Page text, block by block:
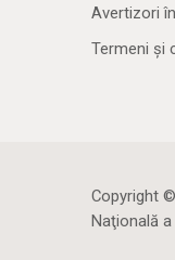
Avertizori
Termeni și
Copyright
Naţională